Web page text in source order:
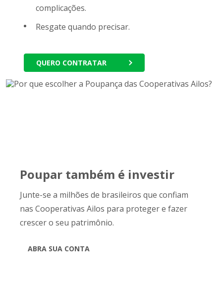
complicações.
Resgate quando precisar.
QUERO CONTRATAR
Poupar também é investir
Junte-se a milhões de brasileiros que confiam
nas Cooperativas Ailos para proteger e fazer
crescer o seu patrimônio.
ABRA SUA CONTA